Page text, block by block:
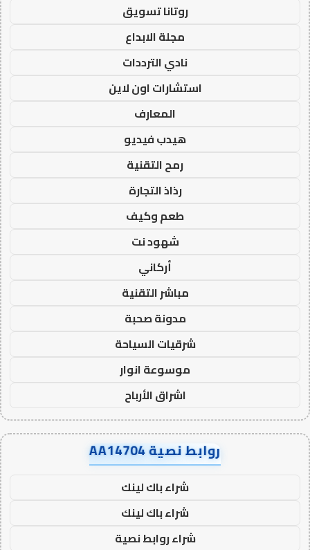
روتانا تسويق
مجلة الابداع
نادي الترددات
استشارات اون لاين
المعارف
هيدب فيديو
رمح التقنية
رذاذ التجارة
طعم وكيف
شهود نت
أركاني
مباشر التقنية
مدونة صحبة
شرقيات السياحة
موسوعة انوار
اشراق الأرباح
روابط نصية AA14704
شراء باك لينك
شراء باك لينك
شراء روابط نصية